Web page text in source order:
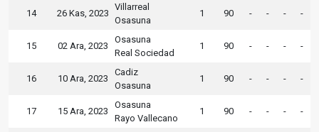
14 26 Kas, 2023
Villarreal
Osasuna
1 90 - - - -
15 02 Ara, 2023
Osasuna
Real Sociedad
1 90 - - - -
16 10 Ara, 2023
Cadiz
Osasuna
1 90 - - - -
17 15 Ara, 2023
Osasuna
Rayo Vallecano
1 90 - - - -